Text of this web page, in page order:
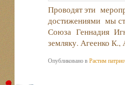
Проводят эти
достижениями мы
Союза Геннадия
земляку. Агеенко
Опубликовано вРастим